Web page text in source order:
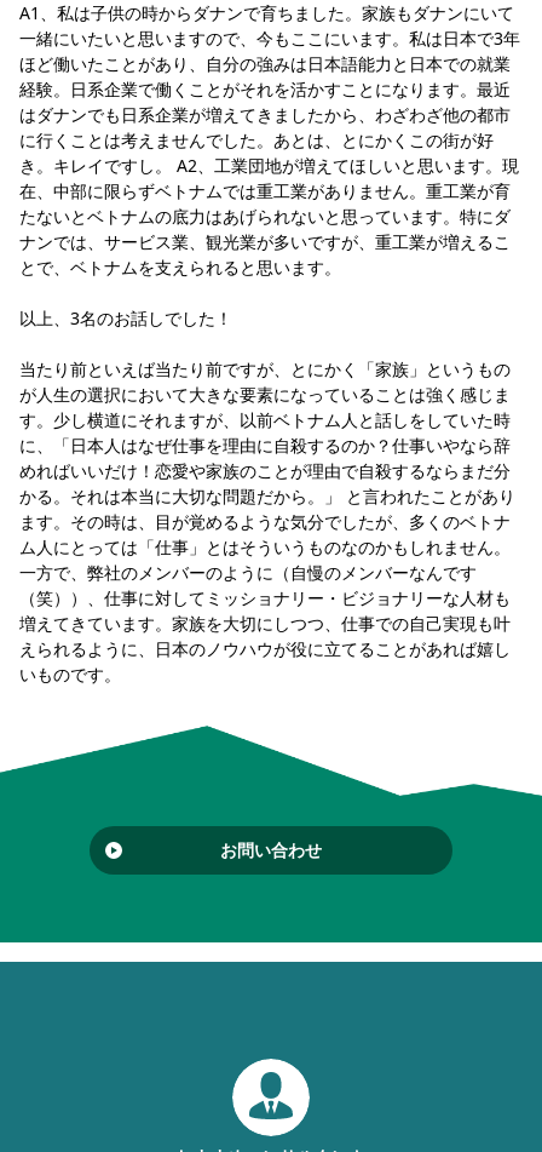
A1、私は子供の時からダナンで育ちました。家族もダナンにいて
一緒にいたいと思いますので、今もここにいます。私は日本で3年
ほど働いたことがあり、自分の強みは日本語能力と日本での就業
経験。日系企業で働くことがそれを活かすことになります。最近
はダナンでも日系企業が増えてきましたから、わざわざ他の都市
に行くことは考えませんでした。あとは、とにかくこの街が好
き。キレイですし。 A2、工業団地が増えてほしいと思います。現
在、中部に限らずベトナムでは重工業がありません。重工業が育
たないとベトナムの底力はあげられないと思っています。特にダ
ナンでは、サービス業、観光業が多いですが、重工業が増えるこ
とで、ベトナムを支えられると思います。
以上、3名のお話しでした！
当たり前といえば当たり前ですが、とにかく「家族」というもの
が人生の選択において大きな要素になっていることは強く感じま
す。少し横道にそれますが、以前ベトナム人と話しをしていた時
に、「日本人はなぜ仕事を理由に自殺するのか？仕事いやなら辞
めればいいだけ！恋愛や家族のことが理由で自殺するならまだ分
かる。それは本当に大切な問題だから。」 と言われたことがあり
ます。その時は、目が覚めるような気分でしたが、多くのベトナ
ム人にとっては「仕事」とはそういうものなのかもしれません。
一方で、弊社のメンバーのように（自慢のメンバーなんです
（笑））、仕事に対してミッショナリー・ビジョナリーな人材も
増えてきています。家族を大切にしつつ、仕事での自己実現も叶
えられるように、日本のノウハウが役に立てることがあれば嬉し
いものです。
お問い合わせ